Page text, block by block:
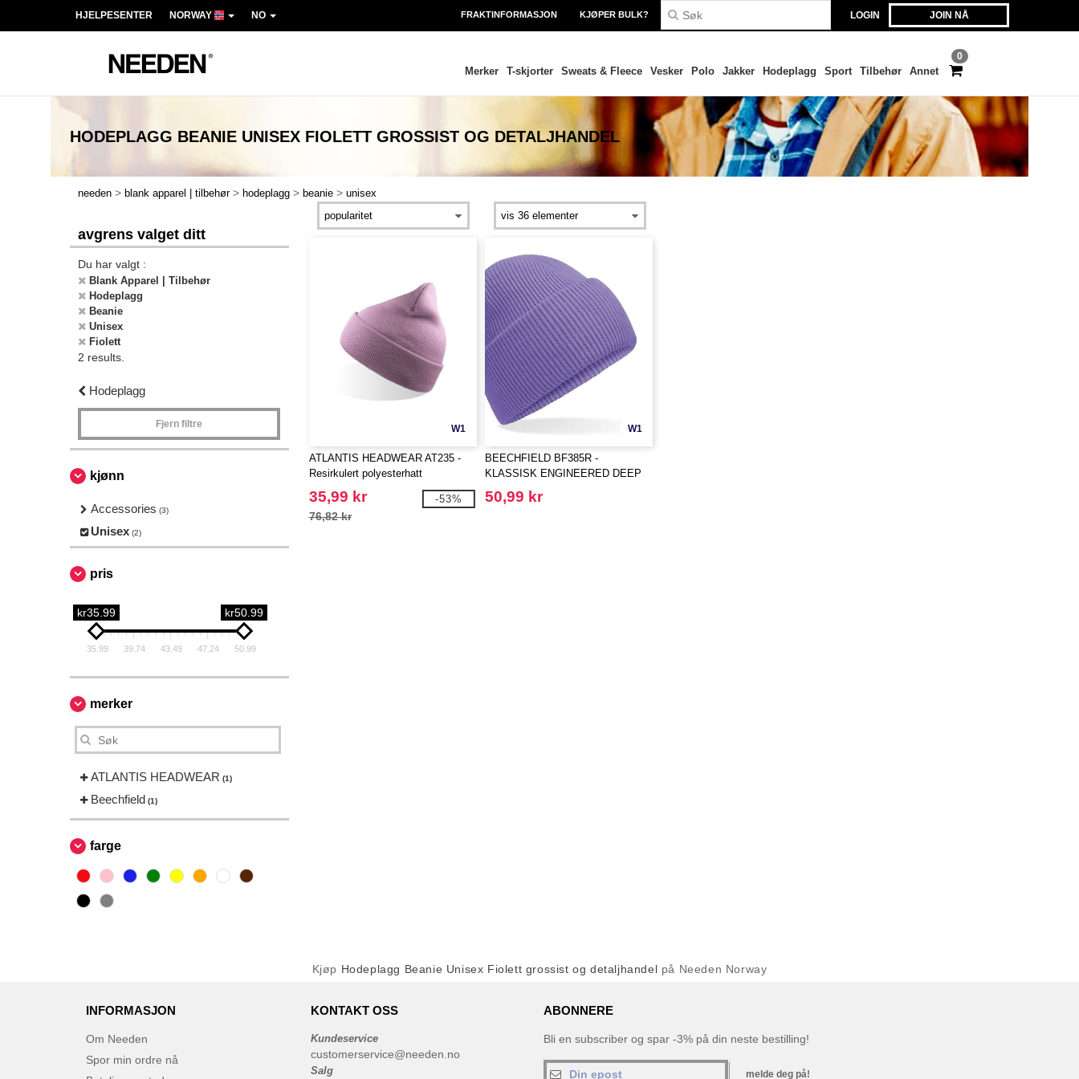
LOGIN JOIN NÅ
HJELPESENTER NORWAY NO FRAKTINFORMASJON KJØPER BULK?
0
Merker T-skjorter Sweats & Fleece Vesker Polo Jakker Hodeplagg Sport Tilbehør Annet
HODEPLAGG BEANIE UNISEX FIOLETT GROSSIST OG DETALJHANDEL
needen > blank apparel | tilbehør > hodeplagg > beanie > unisex
avgrens valget ditt
Du har valgt :
Blank Apparel | Tilbehør
Hodeplagg
Beanie
Unisex
Fiolett
2 results.
Hodeplagg
Fjern filtre
kjønn
Accessories (3)
Unisex (2)
pris
kr35.99 kr50.99
35.99 39.74 43.49 47.24 50.99
merker
ATLANTIS HEADWEAR (1)
Beechfield (1)
farge
W1
ATLANTIS HEADWEAR AT235 -
Resirkulert polyesterhatt
35,99 kr
76,82 kr
-53%
W1
BEECHFIELD BF385R -
KLASSISK ENGINEERED DEEP
CUFFED BEANIE
50,99 kr
Kjøp Hodeplagg Beanie Unisex Fiolett grossist og detaljhandel på Needen Norway
INFORMASJON
Om Needen
Spor min ordre nå
KONTAKT OSS
Kundeservice
customerservice@needen.no
Salg
ABONNERE
Bli en subscriber og spar -3% på din neste bestilling!
melde deg på!